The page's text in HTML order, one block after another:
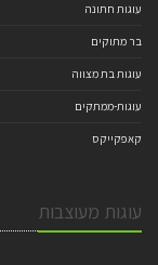
עוגות חתונה
בר מתוקים
עוגות בת מצווה
עוגות-ממתקים
קאפקייקס
עוגות מעוצבות